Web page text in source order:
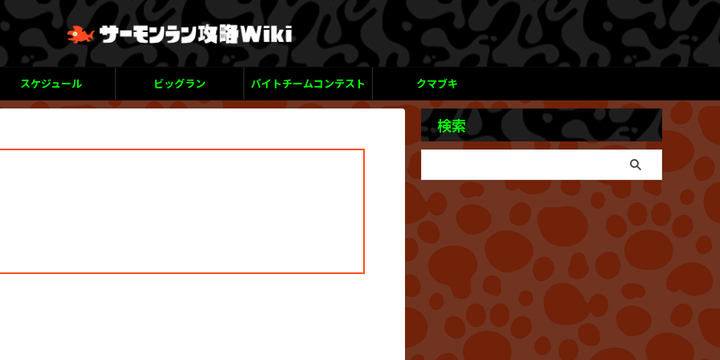
スケジュール ビッグラン バイトチームコンテスト クマブキ
検索